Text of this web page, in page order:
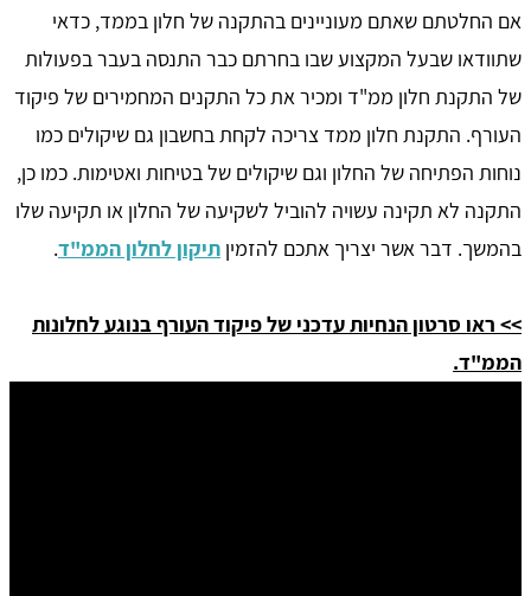
אם החלטתם שאתם מעוניינים בהתקנה של חלון בממד, כדאי
שתוודאו שבעל המקצוע שבו בחרתם כבר התנסה בעבר בפעולות
של התקנת חלון ממ"ד ומכיר את כל התקנים המחמירים של פיקוד
העורף. התקנת חלון ממד צריכה לקחת בחשבון גם שיקולים כמו
נוחות הפתיחה של החלון וגם שיקולים של בטיחות ואטימות. כמו כן,
התקנה לא תקינה עשויה להוביל לשקיעה של החלון או תקיעה שלו
בהמשך. דבר אשר יצריך אתכם להזמין תיקון לחלון הממ"ד.
>> ראו סרטון הנחיות עדכני של פיקוד העורף בנוגע לחלונות
הממ"ד.